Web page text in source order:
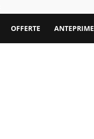
OFFERTE ANTEPRIME